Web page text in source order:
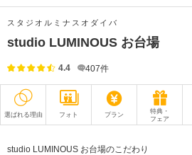
スタジオルミナスオダイバ
studio LUMINOUS お台場
4.4 407件
選ばれる理由 フォト プラン
特典・
フェア
studio LUMINOUS お台場のこだわり